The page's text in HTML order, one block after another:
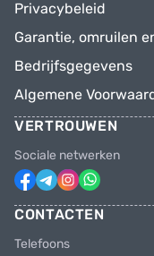
Privacybeleid
Garantie, omruilen
Bedrijfsgegevens
Algemene
VERTROUWEN
Sociale netwerken
CONTACTEN
Telefoons